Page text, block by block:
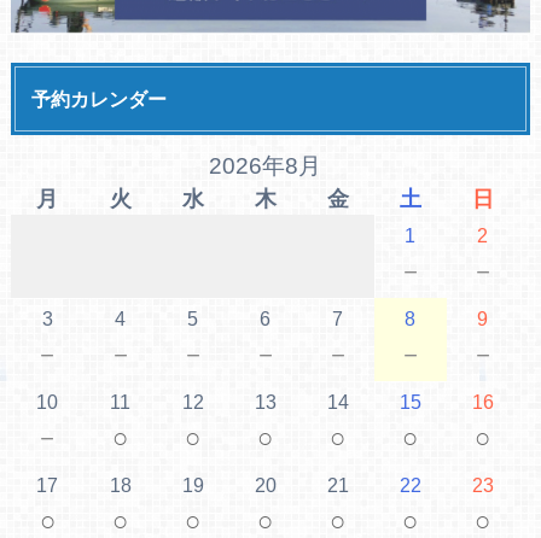
予約カレンダー
2026年8月
月 火 水 木 金 土 日
1
－
2
－
3
－
4
－
5
－
6
－
7
－
8
－
9
－
10
－
11
○
12
○
13
○
14
○
15
○
16
○
17
○
18
○
19
○
20
○
21
○
22
○
23
○